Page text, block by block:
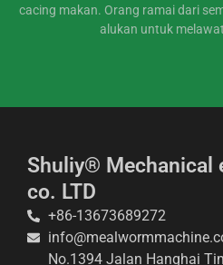
cacing makan. Orang ramai dari
alukan untuk
Shuliy® Mechanical
co. LTD
+86-13673689272
No.1394 Jalan Hanghai